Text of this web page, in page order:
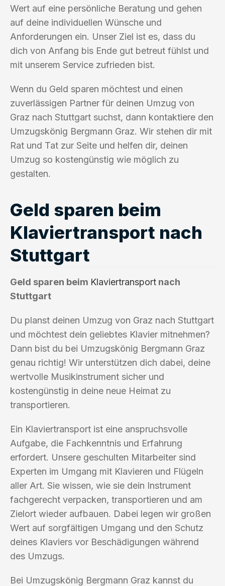
Wert auf eine persönliche Beratung und gehen
auf deine individuellen Wünsche und
Anforderungen ein. Unser Ziel ist es, dass du
dich von Anfang bis Ende gut betreut fühlst und
mit unserem Service zufrieden bist.
Wenn du Geld sparen möchtest und einen
zuverlässigen Partner für deinen Umzug von
Graz nach Stuttgart suchst, dann kontaktiere den
Umzugskönig Bergmann Graz. Wir stehen dir mit
Rat und Tat zur Seite und helfen dir, deinen
Umzug so kostengünstig wie möglich zu
gestalten.
Geld sparen beim
Klaviertransport nach
Stuttgart
Geld sparen beim Klaviertransport nach
Stuttgart
Du planst deinen Umzug von Graz nach Stuttgart
und möchtest dein geliebtes Klavier mitnehmen?
Dann bist du bei Umzugskönig Bergmann Graz
genau richtig! Wir unterstützen dich dabei, deine
wertvolle Musikinstrument sicher und
kostengünstig in deine neue Heimat zu
transportieren.
Ein Klaviertransport ist eine anspruchsvolle
Aufgabe, die Fachkenntnis und Erfahrung
erfordert. Unsere geschulten Mitarbeiter sind
Experten im Umgang mit Klavieren und Flügeln
aller Art. Sie wissen, wie sie dein Instrument
fachgerecht verpacken, transportieren und am
Zielort wieder aufbauen. Dabei legen wir großen
Wert auf sorgfältigen Umgang und den Schutz
deines Klaviers vor Beschädigungen während
des Umzugs.
Bei Umzugskönig Bergmann Graz kannst du